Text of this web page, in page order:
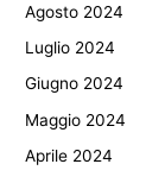
Agosto 2024
Luglio 2024
Giugno 2024
Maggio 2024
Aprile 2024